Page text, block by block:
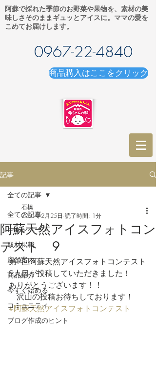
阿蘇で採れた季節のお野菜や果物を、素材の美
味しさそのままギュッとアイスに。ママの愛を
こめてお届けします。
0967-22-4840
商品購入はここをクリック
記事
全ての記事
キャンペーン
取材掲載
店舗案内
商品紹介
今すぐ始める
コミュニティ
ブログ作成のヒント
全ての記事
阿蘇天然アイスフォトコン
テスト 9
石橋
2021年2月25日 読了時間: 1分
第2回阿蘇天然アイスフォトコンテスト
9人目が投稿していただきました！
ありがとうございます！！
沢山の投稿お待ちしております！
#阿蘇天然アイスフォトコンテスト